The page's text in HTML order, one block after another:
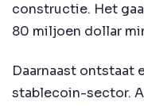
constructie. Het
80 miljoen dollar
Daarnaast ontstaat
stablecoin-sector.